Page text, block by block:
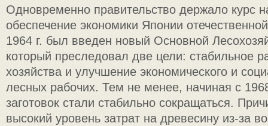
Одновременно правительство держало курс
обеспечение экономики Японии
1964 г. был введен новый Основной
который преследовал две цели: стабильное
хозяйства и улучшение экономического и
лесных рабочих. Тем не менее, начиная с
заготовок стали стабильно сокращаться.
высокий уровень затрат на древесину из-за